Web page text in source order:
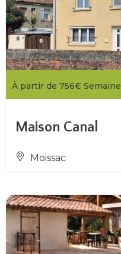
À partir de 756€ Semaine
Maison Canal
Moissac